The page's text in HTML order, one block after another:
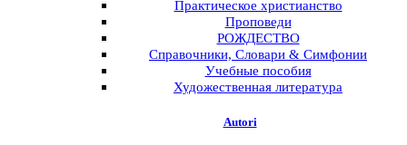
Практическое христианство
Проповеди
РОЖДЕСТВО
Справочники, Словари & Симфонии
Учебные пособия
Художественная литература
Autori